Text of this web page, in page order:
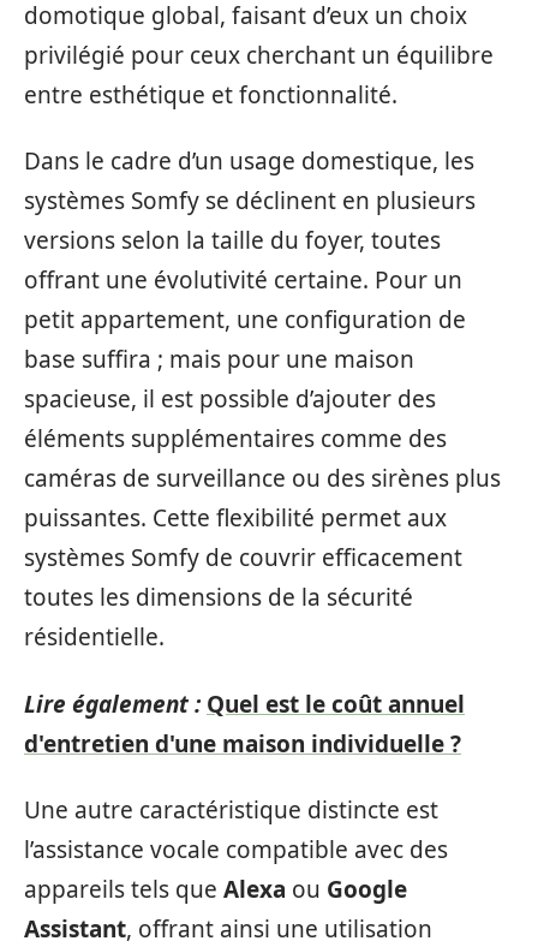
domotique global, faisant d’eux un choix
privilégié pour ceux cherchant un équilibre
entre esthétique et fonctionnalité.
Dans le cadre d’un usage domestique, les
systèmes Somfy se déclinent en plusieurs
versions selon la taille du foyer, toutes
offrant une évolutivité certaine. Pour un
petit appartement, une configuration de
base suffira ; mais pour une maison
spacieuse, il est possible d’ajouter des
éléments supplémentaires comme des
caméras de surveillance ou des sirènes plus
puissantes. Cette flexibilité permet aux
systèmes Somfy de couvrir efficacement
toutes les dimensions de la sécurité
résidentielle.
Lire également : Quel est le coût annuel
d'entretien d'une maison individuelle ?
Une autre caractéristique distincte est
l’assistance vocale compatible avec des
appareils tels que Alexa ou Google
Assistant, offrant ainsi une utilisation